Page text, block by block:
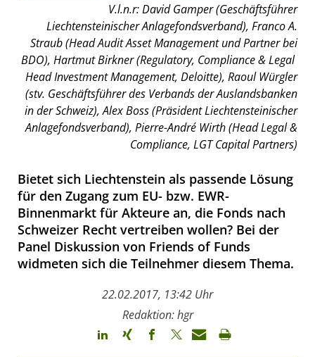
V.l.n.r: David Gamper (Geschäftsführer
Liechtensteinischer Anlagefondsverband), Franco A.
Straub (Head Audit Asset Management und Partner bei
BDO), Hartmut Birkner (Regulatory, Compliance & Legal 
Head Investment Management, Deloitte), Raoul Würgler
(stv. Geschäftsführer des Verbands der Auslandsbanken
in der Schweiz), Alex Boss (Präsident Liechtensteinischer
Anlagefondsverband), Pierre-André Wirth (Head Legal &
Compliance, LGT Capital Partners)
Bietet sich Liechtenstein als passende Lösung
für den Zugang zum EU- bzw. EWR-
Binnenmarkt für Akteure an, die Fonds nach
Schweizer Recht vertreiben wollen? Bei der
Panel Diskussion von Friends of Funds
widmeten sich die Teilnehmer diesem Thema.
22.02.2017, 13:42 Uhr
Redaktion: hgr